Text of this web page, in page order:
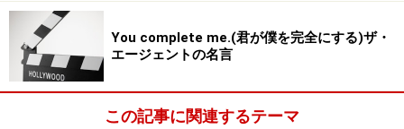
Suehiro-cho
Suehiro Town
例： 左京区
You complete me.(君が僕を完全にする)ザ・
エージェントの名言
この記事に関連するテーマ